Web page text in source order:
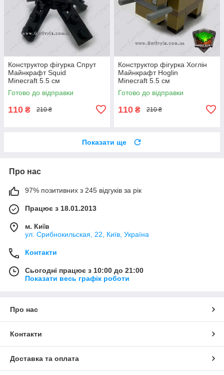
Конструктор фігурка Спрут
Майнкрафт Squid
Minecraft 5.5 см
Готово до відправки
110 ₴ 210 ₴
Конструктор фігурка Хоглін
Майнкрафт Hoglin
Minecraft 5.5 см
Готово до відправки
110 ₴ 210 ₴
Показати ще
Про нас
97% позитивних з 245 відгуків за рік
Працює з 18.01.2013
м. Київ
ул. Срибнокильская, 22, Київ, Україна
Контакти
Сьогодні працює з 10:00 до 21:00
Показати весь графік роботи
Про нас
Контакти
Доставка та оплата